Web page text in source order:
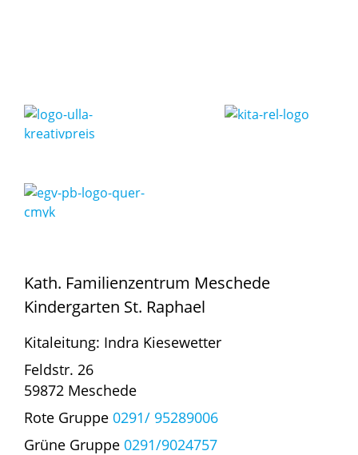
Kath. Familienzentrum Meschede
Kindergarten St. Raphael
Kitaleitung: Indra Kiesewetter
Feldstr. 26
59872 Meschede
Rote Gruppe 0291/ 95289006
Grüne Gruppe 0291/9024757